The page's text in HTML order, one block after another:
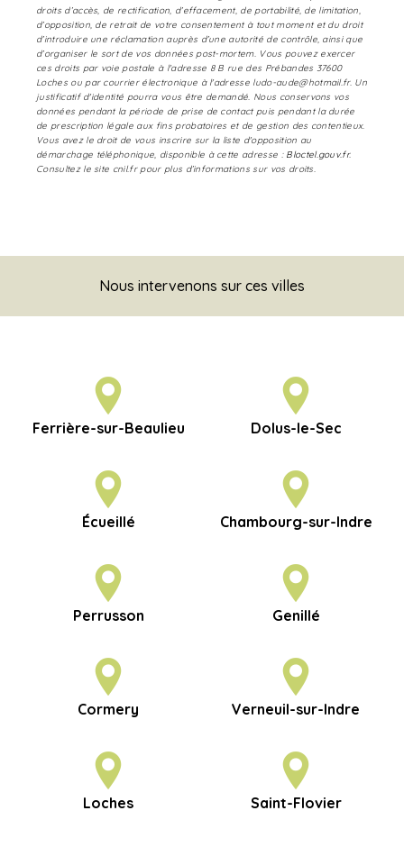
droits d’accès, de rectification, d’effacement, de portabilité, de limitation,
d’opposition, de retrait de votre consentement à tout moment et du droit
d’introduire une réclamation auprès d’une autorité de contrôle, ainsi que
d’organiser le sort de vos données post-mortem. Vous pouvez exercer
ces droits par voie postale à l'adresse 8 B rue des Prébandes 37600
Loches ou par courrier électronique à l'adresse ludo-aude@hotmail.fr. Un
justificatif d'identité pourra vous être demandé. Nous conservons vos
données pendant la période de prise de contact puis pendant la durée
de prescription légale aux fins probatoires et de gestion des contentieux.
Vous avez le droit de vous inscrire sur la liste d'opposition au
démarchage téléphonique, disponible à cette adresse : Bloctel.gouv.fr.
Consultez le site cnil.fr pour plus d’informations sur vos droits.
Nous intervenons sur ces villes
Ferrière-sur-Beaulieu Dolus-le-Sec
Écueillé Chambourg-sur-Indre
Perrusson Genillé
Cormery Verneuil-sur-Indre
Loches Saint-Flovier